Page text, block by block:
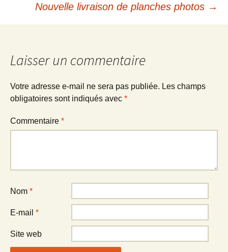
desNouvelle livraison de planches photos →
Laisser un commentaire
Votre adresse e-mail ne sera pas publiée. Les champs
obligatoires sont indiqués avec *
Commentaire *
Nom *
E-mail *
Site web